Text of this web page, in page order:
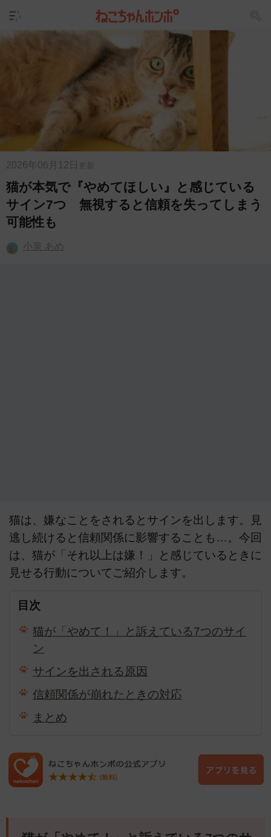
2026年06月12日 更新
猫が本気で『やめてほしい』と感じている
サイン7つ 無視すると信頼を失ってしまう
可能性も
小泉 あめ
猫は、嫌なことをされるとサインを出します。見
逃し続けると信頼関係に影響することも…。今回
は、猫が「それ以上は嫌！」と感じているときに
見せる行動についてご紹介します。
目次
猫が「やめて！」と訴えている7つのサイ
ン
サインを出される原因
信頼関係が崩れたときの対応
まとめ